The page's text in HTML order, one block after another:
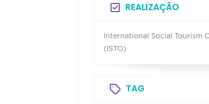
REALIZAÇÃO
International Social Tourism
(ISTO)
TAG